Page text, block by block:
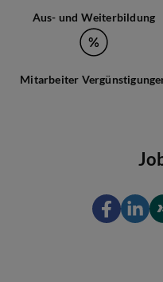
Aus- und Weiterbildung
Mitarbeiter